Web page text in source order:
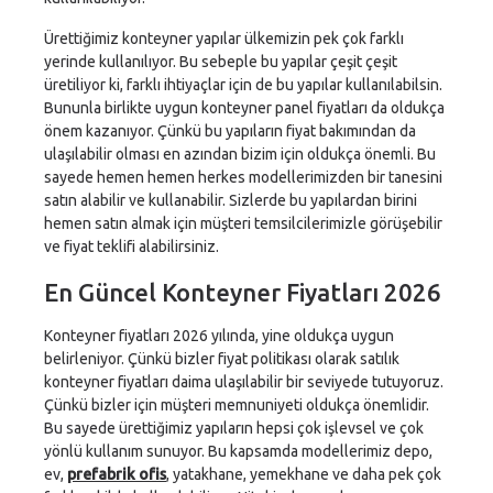
Ürettiğimiz konteyner yapılar ülkemizin pek çok farklı
yerinde kullanılıyor. Bu sebeple bu yapılar çeşit çeşit
üretiliyor ki, farklı ihtiyaçlar için de bu yapılar kullanılabilsin.
Bununla birlikte uygun konteyner panel fiyatları da oldukça
önem kazanıyor. Çünkü bu yapıların fiyat bakımından da
ulaşılabilir olması en azından bizim için oldukça önemli. Bu
sayede hemen hemen herkes modellerimizden bir tanesini
satın alabilir ve kullanabilir. Sizlerde bu yapılardan birini
hemen satın almak için müşteri temsilcilerimizle görüşebilir
ve fiyat teklifi alabilirsiniz.
En Güncel Konteyner Fiyatları 2026
Konteyner fiyatları 2026 yılında, yine oldukça uygun
belirleniyor. Çünkü bizler fiyat politikası olarak satılık
konteyner fiyatları daima ulaşılabilir bir seviyede tutuyoruz.
Çünkü bizler için müşteri memnuniyeti oldukça önemlidir.
Bu sayede ürettiğimiz yapıların hepsi çok işlevsel ve çok
yönlü kullanım sunuyor. Bu kapsamda modellerimiz depo,
ev, prefabrik ofis, yatakhane, yemekhane ve daha pek çok